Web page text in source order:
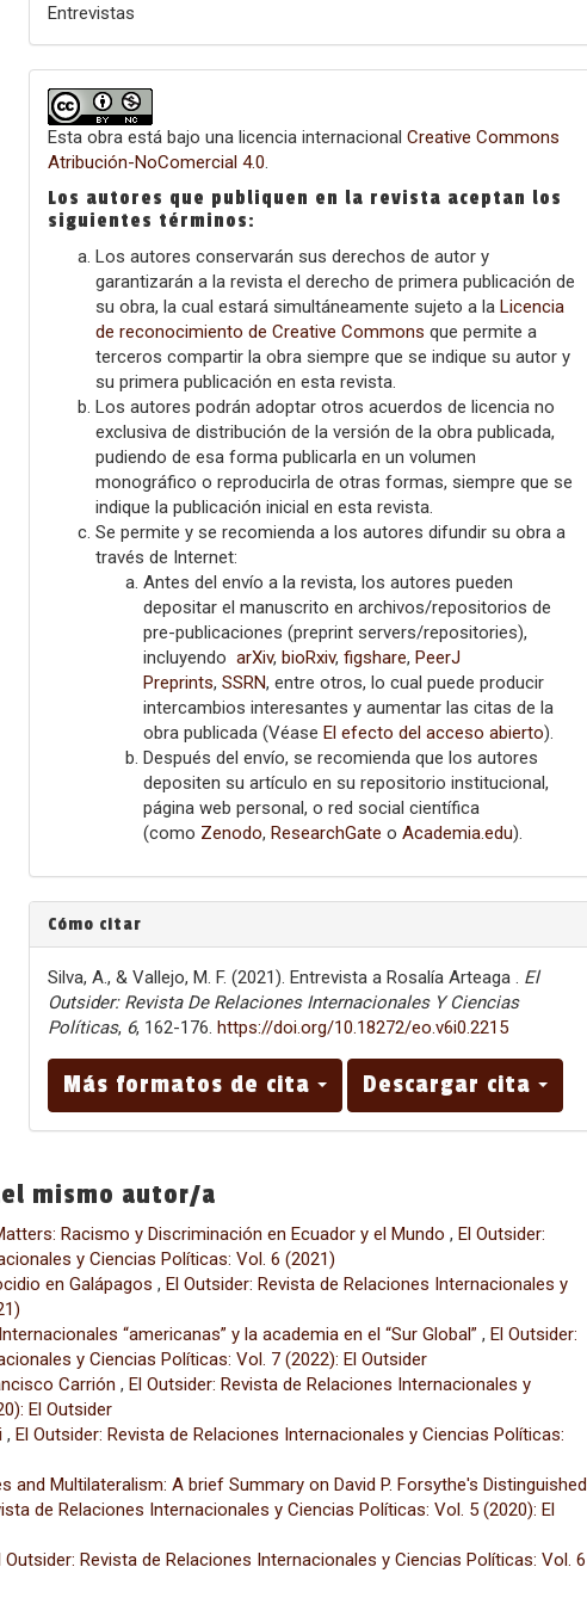
Entrevistas
Esta obra está bajo una licencia internacionalCreative Commons
Atribución-NoComercial 4.0
Los autores que publiquen en la revista aceptan los
siguientes términos:
Los autores conservarán sus derechos de autor y
garantizarán a la revista el derecho de primera publicación de
su obra, la cual estará simultáneamente sujeto a laLicencia
de reconocimiento de Creative Commons que permite a
terceros compartir la obra siempre que se indique su autor y
su primera publicación en esta revista.
Los autores podrán adoptar otros acuerdos de licencia no
exclusiva de distribución de la versión de la obra publicada,
pudiendo de esa forma publicarla en un volumen
monográfico o reproducirla de otras formas, siempre que se
indique la publicación inicial en esta revista.
Se permite y se recomienda a los autores difundir su obra a
través de Internet:
Antes del envío a la revista, los autores pueden
depositar el manuscrito en archivos/repositorios de
pre-publicaciones (preprint servers/repositories),
incluyendoarXiv,bioRxiv,figshare,PeerJ
Preprints,SSRN, entre otros, lo cual puede producir
intercambios interesantes y aumentar las citas de la
obra publicada (VéaseEl efecto del acceso abierto).
Después del envío, se recomienda que los autores
depositen su artículo en su repositorio institucional,
página web personal, o red social científica
(como Zenodo,ResearchGate oAcademia.edu).
Cómo citar
Silva, A., & Vallejo, M. F. (2021). Entrevista a Rosalía Arteaga . El
Outsider: Revista De Relaciones Internacionales Y Ciencias
Políticas, 6, 162-176.https://doi.org/10.18272/eo.v6i0.2215
Más formatos de cita Descargar cita
mismo autor/a
Racismo y Discriminación en Ecuador y el Mundo , El Outsider:
y Ciencias Políticas: Vol. 6 (2021)
en Galápagos , El Outsider: Revista de Relaciones Internacionales y
“americanas” y la academia en el “Sur Global” , El Outsider:
y Ciencias Políticas: Vol. 7 (2022): El Outsider
Carrión , El Outsider: Revista de Relaciones Internacionales y
El Outsider
, El Outsider: Revista de Relaciones Internacionales y Ciencias Políticas:
and Multilateralism: A brief Summary on David P. Forsythe's Distinguished
de Relaciones Internacionales y Ciencias Políticas: Vol. 5 (2020): El
Outsider: Revista de Relaciones Internacionales y Ciencias Políticas: Vol. 6